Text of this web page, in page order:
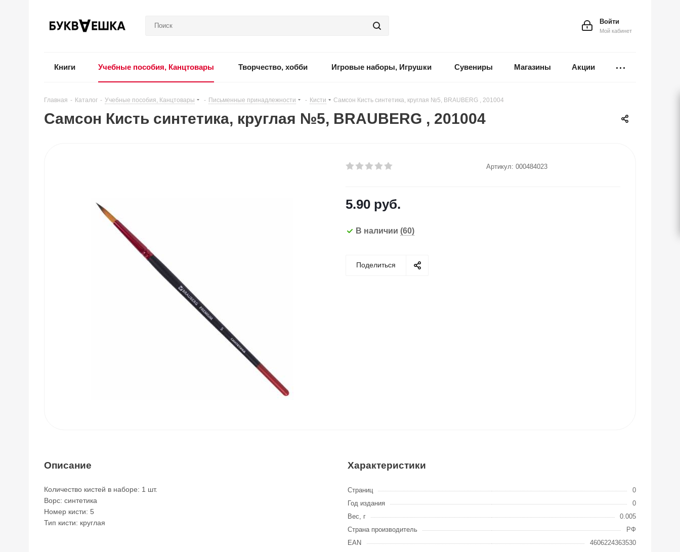
Войти
Мой кабинет
Книги Учебные пособия, Канцтовары Творчество, хобби Игровые наборы, Игрушки Сувениры Магазины Акции
Главная - Каталог - Учебные пособия, Канцтовары - Письменные принадлежности - Кисти - Самсон Кисть синтетика, круглая №5, BRAUBERG , 201004
Самсон Кисть синтетика, круглая №5, BRAUBERG , 201004
Артикул: 000484023
5.90 руб.
В наличии (60)
Поделиться
Описание
Количество кистей в наборе: 1 шт.
Ворс: синтетика
Номер кисти: 5
Тип кисти: круглая
Характеристики
Страниц
0
Год издания
0
Вес, г
0.005
Страна производитель
РФ
EAN
4606224363530